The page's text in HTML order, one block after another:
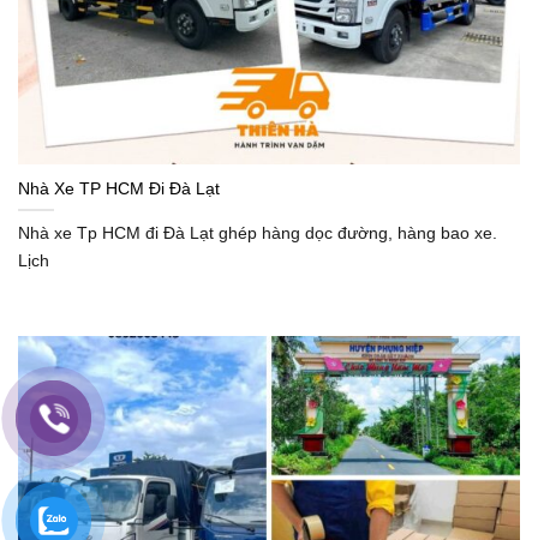
Nhà Xe TP HCM Đi Đà Lạt
Nhà xe Tp HCM đi Đà Lạt ghép hàng dọc đường, hàng bao xe.
Lịch